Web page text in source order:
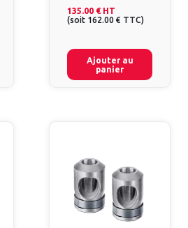
135.00 € HT
(soit 162.00 € TTC)
Ajouter au
panier